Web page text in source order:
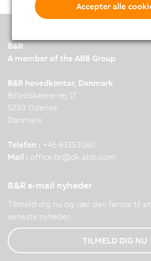
B&R
A member of the ABB Group
B&R hovedkontor, Danmark
Billedskaerervej 17
5230 Odense
Danmark
Telefon : +45 63153080
Mail : office.br@dk.abb.com
B&R e-mail nyheder
Tilmeld dig nu og vær den første til
seneste nyheder.
TILMELD DIG NU
Accepter alle